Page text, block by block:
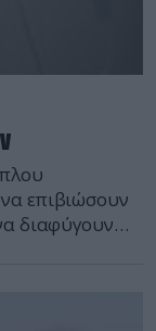
επιβιώσουν
διαφύγουν